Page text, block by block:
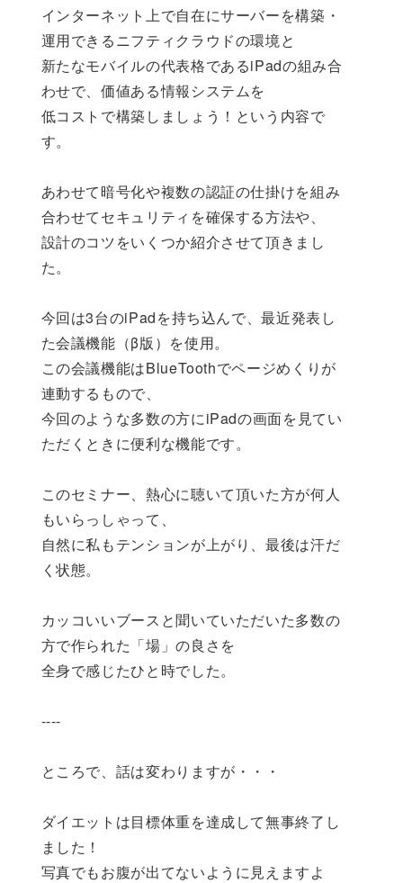
インターネット上で自在にサーバーを構築・
運用できるニフティクラウドの環境と
新たなモバイルの代表格であるiPadの組み合
わせで、価値ある情報システムを
低コストで構築しましょう！という内容で
す。
あわせて暗号化や複数の認証の仕掛けを組み
合わせてセキュリティを確保する方法や、
設計のコツをいくつか紹介させて頂きまし
た。
今回は3台のiPadを持ち込んで、最近発表し
た会議機能（β版）を使用。
この会議機能はBlueToothでページめくりが
連動するもので、
今回のような多数の方にiPadの画面を見てい
ただくときに便利な機能です。
このセミナー、熱心に聴いて頂いた方が何人
もいらっしゃって、
自然に私もテンションが上がり、最後は汗だ
く状態。
カッコいいブースと聞いていただいた多数の
方で作られた「場」の良さを
全身で感じたひと時でした。
----
ところで、話は変わりますが・・・
ダイエットは目標体重を達成して無事終了し
ました！
写真でもお腹が出てないように見えますよ